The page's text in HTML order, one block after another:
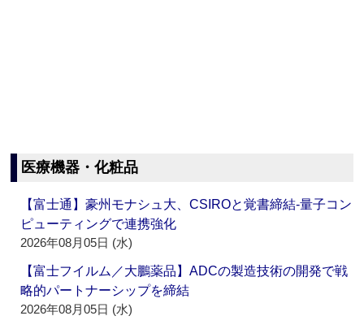
医療機器・化粧品
【富士通】豪州モナシュ大、CSIROと覚書締結‐量子コン
ピューティングで連携強化
2026年08月05日 (水)
【富士フイルム／大鵬薬品】ADCの製造技術の開発で戦
略的パートナーシップを締結
2026年08月05日 (水)